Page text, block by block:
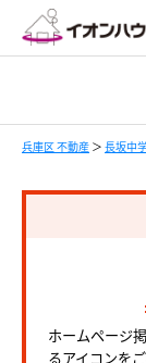
兵庫区 不動産 ＞ 長坂中
ホームページ
るアイコンを